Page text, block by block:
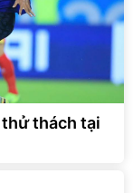
thử thách tại